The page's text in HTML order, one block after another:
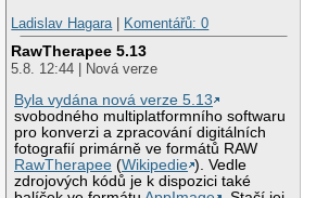
Ladislav Hagara | Komentářů: 0
RawTherapee 5.13
5.8. 12:44 | Nová verze
Byla vydána nová verze 5.13
svobodného multiplatformního softwaru
pro konverzi a zpracování digitálních
fotografií primárně ve formátů RAW
RawTherapee (Wikipedie ). Vedle
zdrojových kódů je k dispozici také